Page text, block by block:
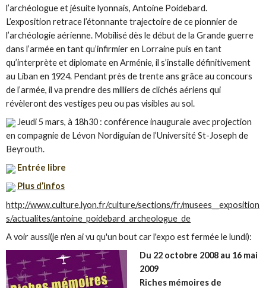
l’archéologue et jésuite lyonnais, Antoine Poidebard.
L’exposition retrace l’étonnante trajectoire de ce pionnier de
l’archéologie aérienne. Mobilisé dès le début de la Grande guerre
dans l’armée en tant qu’infirmier en Lorraine puis en tant
qu’interprète et diplomate en Arménie, il s’installe définitivement
au Liban en 1924. Pendant près de trente ans grâce au concours
de l’armée, il va prendre des milliers de clichés aériens qui
révèleront des vestiges peu ou pas visibles au sol.
Jeudi 5 mars, à 18h30 : conférence inaugurale avec projection
en compagnie de Lévon Nordiguian de l’Université St-Joseph de
Beyrouth.
Entrée libre
Plus d’infos
http://www.culture.lyon.fr/culture/sections/fr/musees__exposition
s/actualites/antoine_poidebard_archeologue_de
A voir aussi(je n'en ai vu qu'un bout car l'expo est fermée le lundi):
Du 22 octobre 2008 au 16 mai
2009
Riches mémoires de